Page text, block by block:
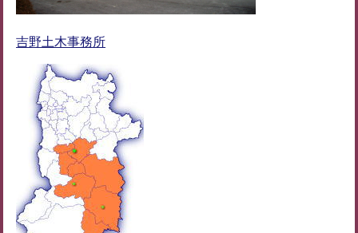
吉野土木事務所